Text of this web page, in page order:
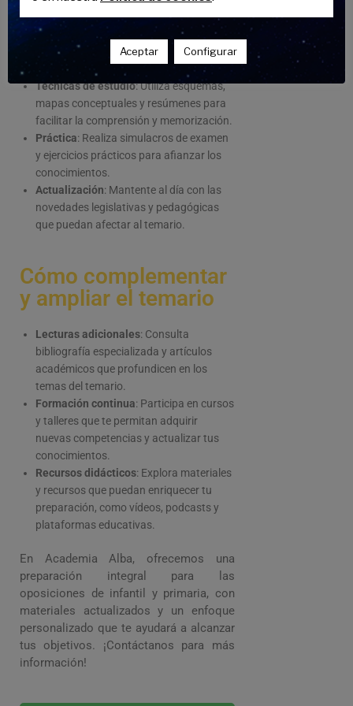
Planificación
: Establece un calendario
de estudio que distribuya los bloques
temáticos de manera equilibrada.
Técnicas de estudio: Utiliza esquemas,
mapas conceptuales y resúmenes para
facilitar la comprensión y memorización.
Práctica: Realiza simulacros de examen
y ejercicios prácticos para afianzar los
conocimientos.
Actualización: Mantente al día con las
novedades legislativas y pedagógicas
que puedan afectar al temario.
Cómo complementar
y ampliar el temario
Lecturas adicionales: Consulta
bibliografía especializada y artículos
académicos que profundicen en los
temas del temario.
Formación continua: Participa en cursos
y talleres que te permitan adquirir
nuevas competencias y actualizar tus
conocimientos.
Recursos didácticos: Explora materiales
y recursos que puedan enriquecer tu
preparación, como vídeos, podcasts y
plataformas educativas.
En Academia Alba, ofrecemos una
preparación integral para las
oposiciones de infantil y primaria, con
materiales actualizados y un enfoque
personalizado que te ayudará a alcanzar
tus objetivos. ¡Contáctanos para más
información!
Aceptar Configurar